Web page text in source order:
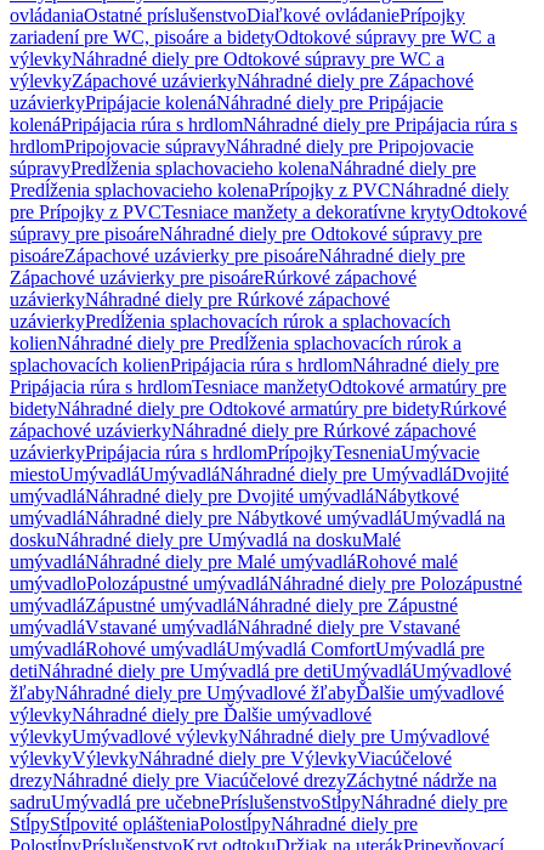
ovládaniaOstatné príslušenstvoDiaľkové ovládaniePrípojky
zariadení pre WC, pisoáre a bidetyOdtokové súpravy pre WC a
výlevkyNáhradné diely pre Odtokové súpravy pre WC a
výlevkyZápachové uzávierkyNáhradné diely pre Zápachové
uzávierkyPripájacie kolenáNáhradné diely pre Pripájacie
kolenáPripájacia rúra s hrdlomNáhradné diely pre Pripájacia rúra s
hrdlomPripojovacie súpravyNáhradné diely pre Pripojovacie
súpravyPredĺženia splachovacieho kolenaNáhradné diely pre
Predĺženia splachovacieho kolenaPrípojky z PVCNáhradné diely
pre Prípojky z PVCTesniace manžety a dekoratívne krytyOdtokové
súpravy pre pisoáreNáhradné diely pre Odtokové súpravy pre
pisoáreZápachové uzávierky pre pisoáreNáhradné diely pre
Zápachové uzávierky pre pisoáreRúrkové zápachové
uzávierkyNáhradné diely pre Rúrkové zápachové
uzávierkyPredĺženia splachovacích rúrok a splachovacích
kolienNáhradné diely pre Predĺženia splachovacích rúrok a
splachovacích kolienPripájacia rúra s hrdlomNáhradné diely pre
Pripájacia rúra s hrdlomTesniace manžetyOdtokové armatúry pre
bidetyNáhradné diely pre Odtokové armatúry pre bidetyRúrkové
zápachové uzávierkyNáhradné diely pre Rúrkové zápachové
uzávierkyPripájacia rúra s hrdlomPrípojkyTesneniaUmývacie
miestoUmývadláUmývadláNáhradné diely pre UmývadláDvojité
umývadláNáhradné diely pre Dvojité umývadláNábytkové
umývadláNáhradné diely pre Nábytkové umývadláUmývadlá na
doskuNáhradné diely pre Umývadlá na doskuMalé
umývadláNáhradné diely pre Malé umývadláRohové malé
umývadloPolozápustné umývadláNáhradné diely pre Polozápustné
umývadláZápustné umývadláNáhradné diely pre Zápustné
umývadláVstavané umývadláNáhradné diely pre Vstavané
umývadláRohové umývadláUmývadlá ComfortUmývadlá pre
detiNáhradné diely pre Umývadlá pre detiUmývadláUmývadlové
žľabyNáhradné diely pre Umývadlové žľabyĎalšie umývadlové
výlevkyNáhradné diely pre Ďalšie umývadlové
výlevkyUmývadlové výlevkyNáhradné diely pre Umývadlové
výlevkyVýlevkyNáhradné diely pre VýlevkyViacúčelové
drezyNáhradné diely pre Viacúčelové drezyZáchytné nádrže na
sadruUmývadlá pre učebnePríslušenstvoStĺpyNáhradné diely pre
StĺpyStĺpovité oplášteniaPolostĺpyNáhradné diely pre
PolostĺpyPríslušenstvoKryt odtokuDržiak na uterákPripevňovací